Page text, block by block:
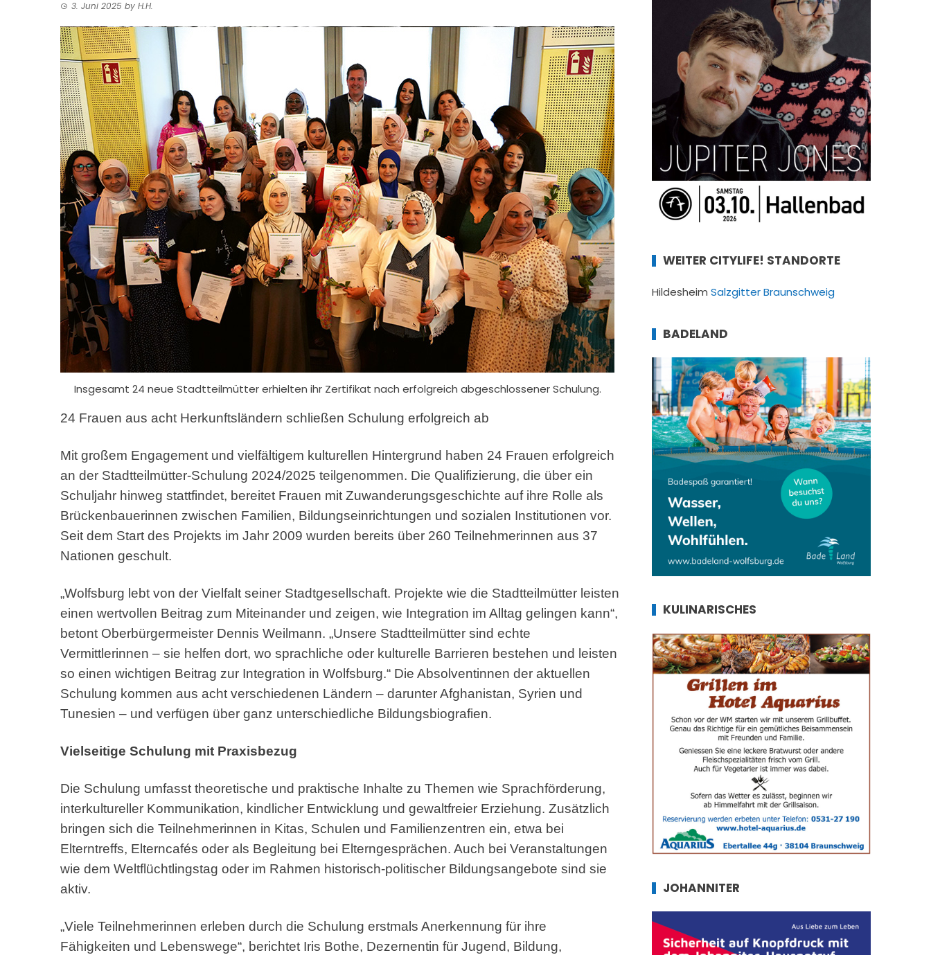
3. Juni 2025 by H.H.
Insgesamt 24 neue Stadtteilmütter erhielten ihr Zertifikat nach erfolgreich abgeschlossener Schulung.
24 Frauen aus acht Herkunftsländern schließen Schulung erfolgreich ab
Mit großem Engagement und vielfältigem kulturellen Hintergrund haben 24 Frauen erfolgreich
an der Stadtteilmütter-Schulung 2024/2025 teilgenommen. Die Qualifizierung, die über ein
Schuljahr hinweg stattfindet, bereitet Frauen mit Zuwanderungsgeschichte auf ihre Rolle als
Brückenbauerinnen zwischen Familien, Bildungseinrichtungen und sozialen Institutionen vor.
Seit dem Start des Projekts im Jahr 2009 wurden bereits über 260 Teilnehmerinnen aus 37
Nationen geschult.
„Wolfsburg lebt von der Vielfalt seiner Stadtgesellschaft. Projekte wie die Stadtteilmütter leisten
einen wertvollen Beitrag zum Miteinander und zeigen, wie Integration im Alltag gelingen kann“,
betont Oberbürgermeister Dennis Weilmann. „Unsere Stadtteilmütter sind echte
Vermittlerinnen – sie helfen dort, wo sprachliche oder kulturelle Barrieren bestehen und leisten
so einen wichtigen Beitrag zur Integration in Wolfsburg.“ Die Absolventinnen der aktuellen
Schulung kommen aus acht verschiedenen Ländern – darunter Afghanistan, Syrien und
Tunesien – und verfügen über ganz unterschiedliche Bildungsbiografien.
Vielseitige Schulung mit Praxisbezug
Die Schulung umfasst theoretische und praktische Inhalte zu Themen wie Sprachförderung,
interkultureller Kommunikation, kindlicher Entwicklung und gewaltfreier Erziehung. Zusätzlich
bringen sich die Teilnehmerinnen in Kitas, Schulen und Familienzentren ein, etwa bei
Elterntreffs, Elterncafés oder als Begleitung bei Elterngesprächen. Auch bei Veranstaltungen
wie dem Weltflüchtlingstag oder im Rahmen historisch-politischer Bildungsangebote sind sie
aktiv.
„Viele Teilnehmerinnen erleben durch die Schulung erstmals Anerkennung für ihre
Fähigkeiten und Lebenswege“, berichtet Iris Bothe, Dezernentin für Jugend, Bildung,
WEITER CITYLIFE! STANDORTE
Hildesheim SalzgitterBraunschweig
BADELAND
KULINARISCHES
JOHANNITER